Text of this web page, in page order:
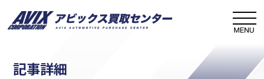
記事詳細